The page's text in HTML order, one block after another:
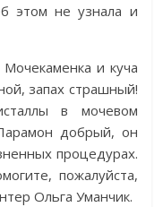
этом не узнала и
и куча
запах страшный!
в мочевом
добрый, он
процедурах.
пожалуйста,
Ольга Уманчик.